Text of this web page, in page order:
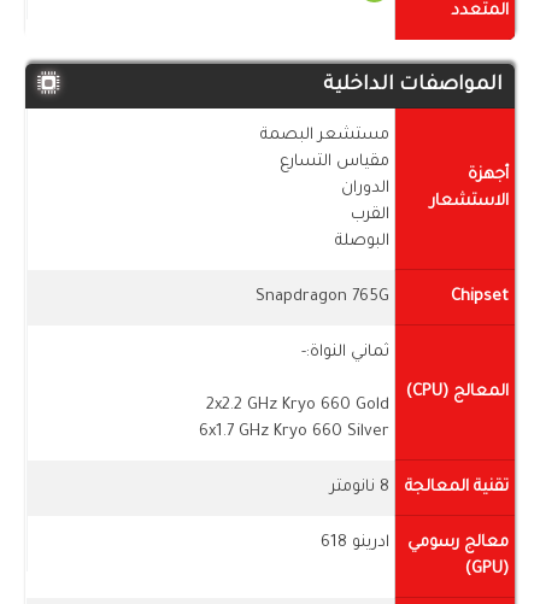
المتعدد
المواصفات الداخلية
أجهزة
الاستشعار
مستشعر البصمة
مقياس التسارع
الدوران
القرب
البوصلة
Chipset
Snapdragon 765G
المعالج (CPU)
ثماني النواة:-
2x2.2 GHz Kryo 660 Gold
6x1.7 GHz Kryo 660 Silver
تقنية المعالجة 8 نانومتر
معالج رسومي
(GPU)
ادرينو 618